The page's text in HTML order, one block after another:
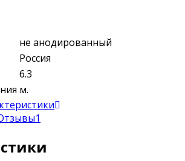
не анодированный
Россия
6.3
м.
1